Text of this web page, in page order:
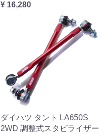
¥ 16,280
ダイハツ タント LA650S
2WD 調整式スタビライザー